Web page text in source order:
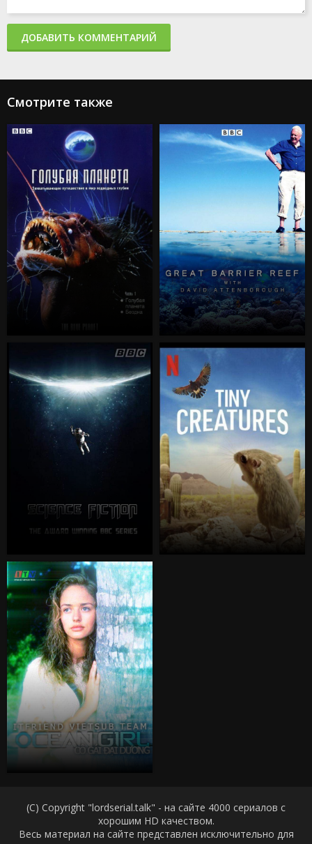
ДОБАВИТЬ КОММЕНТАРИЙ
Смотрите также
(C) Copyright "lordserial.talk" - на сайте 4000 сериалов с
хорошим HD качеством.
Весь материал на сайте представлен исключительно для